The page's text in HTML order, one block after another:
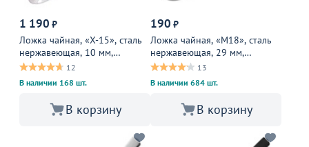
1 190 ₽
Ложка чайная, «X-15», сталь
нержавеющая, 10 мм,
металлическая
12
В наличии 168 шт.
В корзину
190 ₽
Ложка чайная, «М18», сталь
нержавеющая, 29 мм,
металлическая
13
В наличии 684 шт.
В корзину